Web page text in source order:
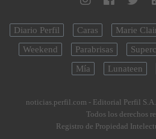
Diario Perfil Caras Marie
Weekend
Parabrisas
Mía
Lunateen
noticias.perfil.com - Editorial Perfil S.A.
Todos los derechos
Registro de Propiedad